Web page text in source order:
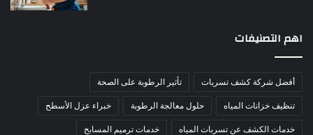
اهم التصنيفات
أفضل شركة كشف تسربات تأثير الرطوبة على الصحة
تنظيف خزانات المياه حلول معالجة الرطوبة خبراء عزل الأسطح
خدمات الكشف عن تسربات المياه خدمات ترميم المسابح